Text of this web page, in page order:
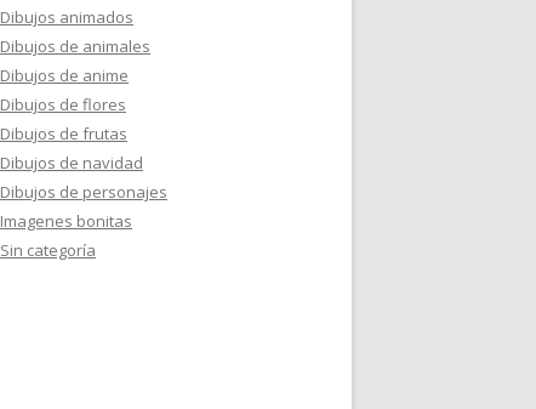
Dibujos animados
Dibujos de animales
Dibujos de anime
Dibujos de flores
Dibujos de frutas
Dibujos de navidad
Dibujos de personajes
Imagenes bonitas
Sin categoría